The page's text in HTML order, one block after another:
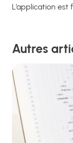
L’application est
Autres